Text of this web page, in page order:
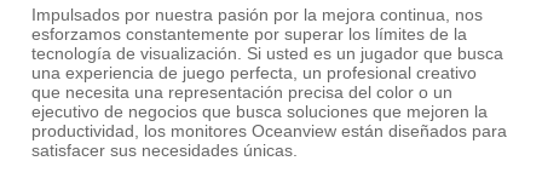
Impulsados por nuestra pasión por la mejora continua, nos
esforzamos constantemente por superar los límites de la
tecnología de visualización. Si usted es un jugador que busca
una experiencia de juego perfecta, un profesional creativo
que necesita una representación precisa del color o un
ejecutivo de negocios que busca soluciones que mejoren la
productividad, los monitores Oceanview están diseñados para
satisfacer sus necesidades únicas.